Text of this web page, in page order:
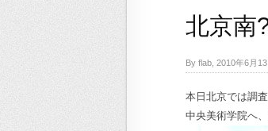
北京南
By flab, 2010年6月13
本日北京では調
中央美術学院へ